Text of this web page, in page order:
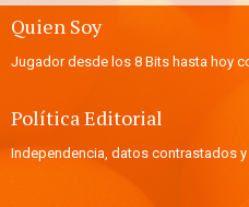
Quien Soy
Jugador desde los 8 Bits hasta hoy
Política Editorial
Independencia, datos contrastados y